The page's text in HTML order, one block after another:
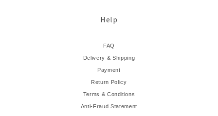
Help
FAQ
Delivery & Shipping
Payment
Return Policy
Terms & Conditions
Anti-Fraud Statement